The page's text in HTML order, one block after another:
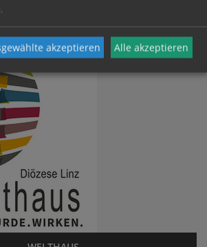
akzeptieren Alle akzeptieren